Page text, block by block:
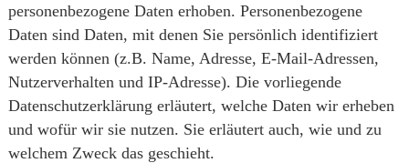
personenbezogene Daten erhoben. Personenbezogene
Daten sind Daten, mit denen Sie persönlich identifiziert
werden können (z.B. Name, Adresse, E-Mail-Adressen,
Nutzerverhalten und IP-Adresse). Die vorliegende
Datenschutzerklärung erläutert, welche Daten wir erheben
und wofür wir sie nutzen. Sie erläutert auch, wie und zu
welchem Zweck das geschieht.